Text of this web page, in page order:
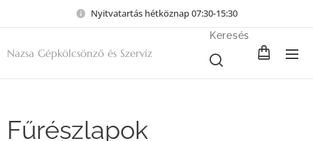
Nyitvatartás hétköznap 07:30-15:30
Nazsa Gépkölcsönző és Szervíz
Keresés
Fűrészlapok